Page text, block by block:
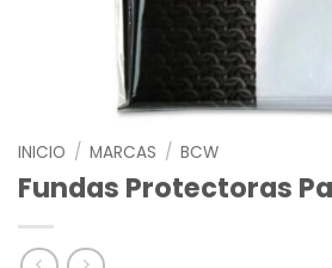
INICIO / MARCAS / BCW
Fundas Protectoras